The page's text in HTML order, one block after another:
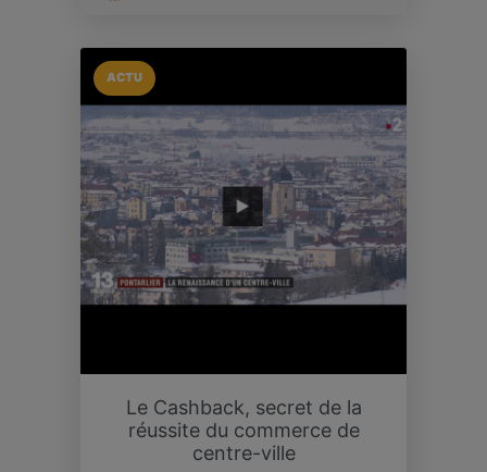
ACTU
Le Cashback, secret de la
réussite du commerce de
centre-ville